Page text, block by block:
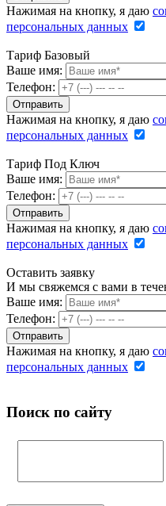
Нажимая на кнопку, я даю
персональных данных
Тариф Базовый
Ваше имя:
Телефон:
Нажимая на кнопку, я даю
персональных данных
Тариф Под Ключ
Ваше имя:
Телефон:
Нажимая на кнопку, я даю
персональных данных
Оставить заявку
И мы свяжемся с вами в
Ваше имя:
Телефон:
Нажимая на кнопку, я даю
персональных данных
Поиск по сайту